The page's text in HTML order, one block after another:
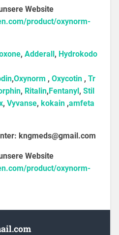
Website
product/oxynorm-
, Adderall, Hydrokodo
,Oxynorm , Oxycotin, Tr
, Ritalin,Fentanyl, Stil
, Vyvanse, kokain,amfeta
kngmeds@gmail.com
Website
product/oxynorm-